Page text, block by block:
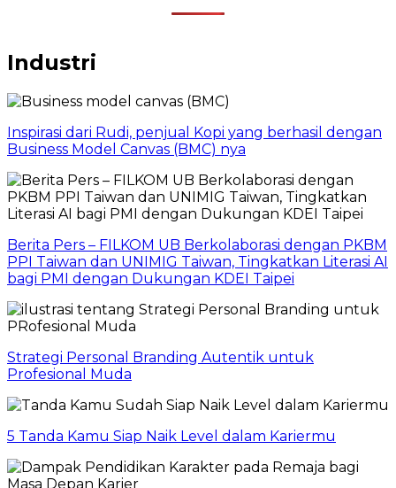
Industri
Inspirasi dari Rudi, penjual Kopi yang berhasil dengan
Business Model Canvas (BMC) nya
Berita Pers – FILKOM UB Berkolaborasi dengan PKBM
PPI Taiwan dan UNIMIG Taiwan, Tingkatkan Literasi AI
bagi PMI dengan Dukungan KDEI Taipei
Strategi Personal Branding Autentik untuk
Profesional Muda
5 Tanda Kamu Siap Naik Level dalam Kariermu